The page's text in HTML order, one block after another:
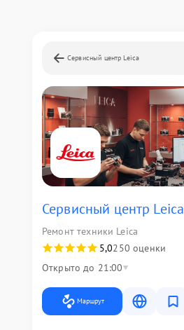
Сервисный центр Leica
Сервисный центр Leica
Ремонт техники Leica
5,0250 оценки
Открыто до 21:00
Маршрут